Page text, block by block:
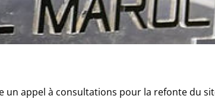
un appel à consultations pour la refonte du